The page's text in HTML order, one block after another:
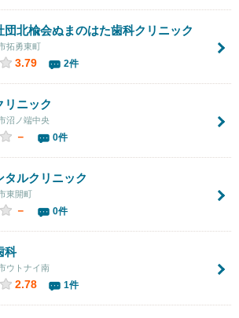
団北楡会ぬまのはた歯科クリニック
拓勇東町
3.79 2件
リニック
沼ノ端中央
－ 0件
タルクリニック
東開町
－ 0件
科
ウトナイ南
2.78 1件